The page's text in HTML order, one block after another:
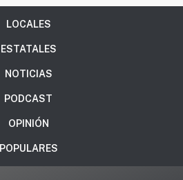
LOCALES
ESTATALES
NOTICIAS
PODCAST
OPINIÓN
POPULARES